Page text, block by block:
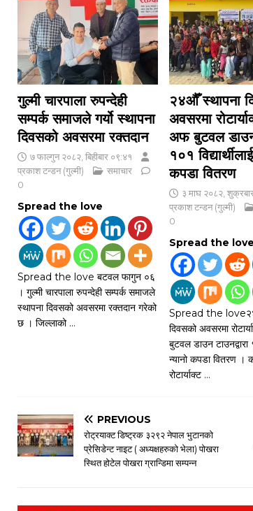
गुल्मी चारपाला रुपन्देही
सम्पर्क समाजले गर्यो स्थापना
दिवसको अवसरमा रक्तदान
७ फाल्गुन २०८२, बिहीबार ०९:४१
प्रकाश टन्डन (गुल्मी)
समाचार
0
Spread the love
Spread the love बटवल फागुन ०६
। गुल्मी चारपाला रुपन्देही सम्पर्क समाजले
स्थापना दिवसको अवसरमा रक्तदान गरेको
छ । जिल्लाको …
२४औँ स्थापना
अवसरमा
अफ बुटवल डाउन
१०१
कपडा वितरण
३ माघ २०८२,
प्रकाश टन्डन (गुल्मी)
0
Spread the love
Spread the
दिवसको अवसरमा
बुटवल डाउन टाउनद्वारा
न्यानो कपडा वितरण ।
रोटार्याक्ट …
PREVIOUS
रोट्रयाक्ट डिष्ट्रक ३२९२ नेपाल भुटानको
प्रेसिडेन्ट नाइट ( अध्यक्षहरुको भेला) पोखरा
स्थित होटेल पोखरा ग्रान्डिमा सम्पन्न